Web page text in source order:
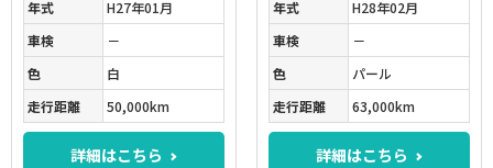
年式
H27年01月
車検
－
色
白
走行距離
50,000km
詳細はこちら
年式
H28年02月
車検
－
色
パール
走行距離
63,000km
詳細はこちら